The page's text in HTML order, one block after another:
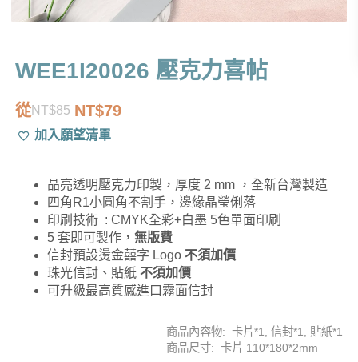
WEE1I20026 壓克力喜帖
從NT$85
原
始
格：
NT$85。
NT$79
目
前
格：
NT$79。
加入願望清單
晶亮透明壓克力印製，厚度 2 mm ，全新台灣製造
四角R1小圓角不割手，邊緣晶瑩俐落
印刷技術 : CMYK全彩+白墨 5色單面印刷
5 套即可製作， 無版費
信封預設燙金囍字 Logo 不須加價
珠光信封、貼紙 不須加價
可升級最高質感進口霧面信封
商品內容物: 卡片*1, 信封*1, 貼紙*1
商品尺寸: 卡片 110*180*2mm